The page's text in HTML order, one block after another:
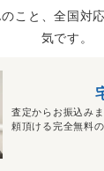
こと、全国対
気です。
査定からお振込み
頼頂ける完全無料